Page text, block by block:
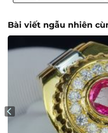
Bài viết ngẫu nhiên